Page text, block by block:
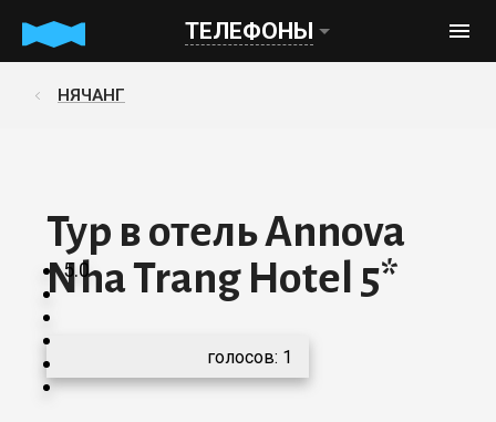
ТЕЛЕФОНЫ
НЯЧАНГ
Тур в отель Annova
Nha Trang Hotel 5*
5.0
голосов: 1